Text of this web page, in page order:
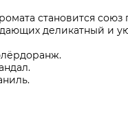
становится
деликатный и